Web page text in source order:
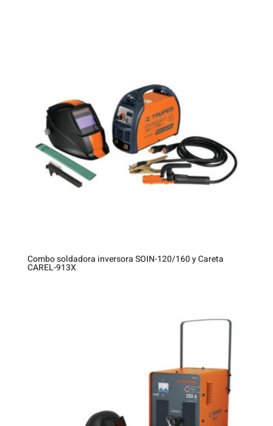
Combo soldadora inversora SOIN-120/160 y Careta
CAREL-913X